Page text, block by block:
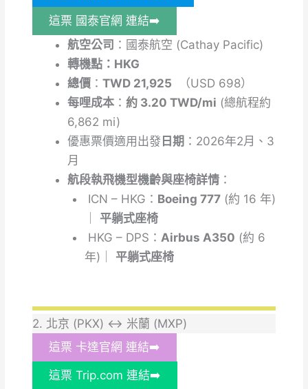
這票 國泰官網 連結➡️
航空公司 ：國泰航空 (Cathay Pacific)
轉機點：HKG
總價： TWD 21,925 （USD 698）
每哩成本： 約 3.20 TWD/mi (總航程約
6,862 mi)
優惠票價適用出發 日期 ：2026年2月、3
月
航段執飛機型機齡與座椅詳情：
ICN – HKG： Boeing 777 (約 16 年)
平躺式座椅
HKG – DPS： Airbus A350 (約 6
年)｜ 平躺式座椅
2. 北京 (PKX) ↔ 米蘭 (MXP)
這票 卡達官網 連結➡️
這票 Trip.com 連結➡️